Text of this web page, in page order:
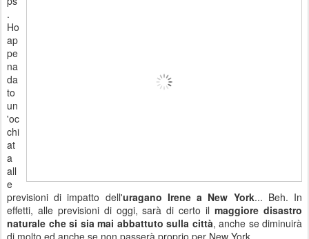
.
Ho
ap
pe
na
da
to
un
'oc
chi
at
a
all
e
previsioni di impatto dell'uragano Irene a New York... Beh. In
effetti, alle previsioni di oggi, sarà di certo ilmaggiore disastro
naturale che si sia mai abbattuto sulla città, anche se diminuirà
di molto ed anche se non passerà proprio per New York.